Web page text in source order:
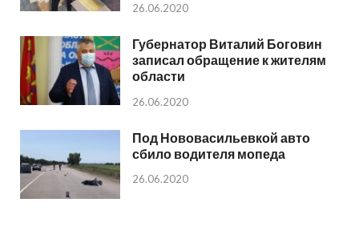
26.06.2020
Губернатор Виталий Боговин
записал обращение к жителям
области
26.06.2020
Под Нововасильевкой авто
сбило водителя мопеда
26.06.2020